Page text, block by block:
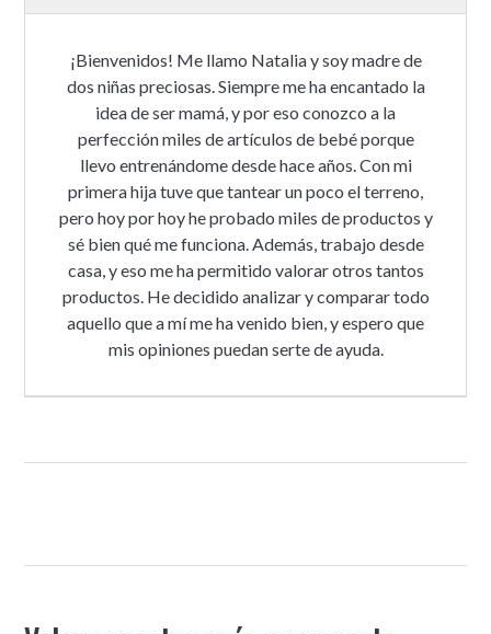
¡Bienvenidos! Me llamo Natalia y soy madre de
dos niñas preciosas. Siempre me ha encantado la
idea de ser mamá, y por eso conozco a la
perfección miles de artículos de bebé porque
llevo entrenándome desde hace años. Con mi
primera hija tuve que tantear un poco el terreno,
pero hoy por hoy he probado miles de productos y
sé bien qué me funciona. Además, trabajo desde
casa, y eso me ha permitido valorar otros tantos
productos. He decidido analizar y comparar todo
aquello que a mí me ha venido bien, y espero que
mis opiniones puedan serte de ayuda.